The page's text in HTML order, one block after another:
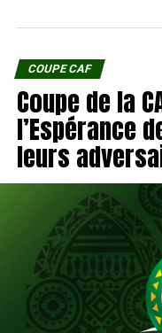
COUPE CAF
Coupe de la
l’Espérance
leurs